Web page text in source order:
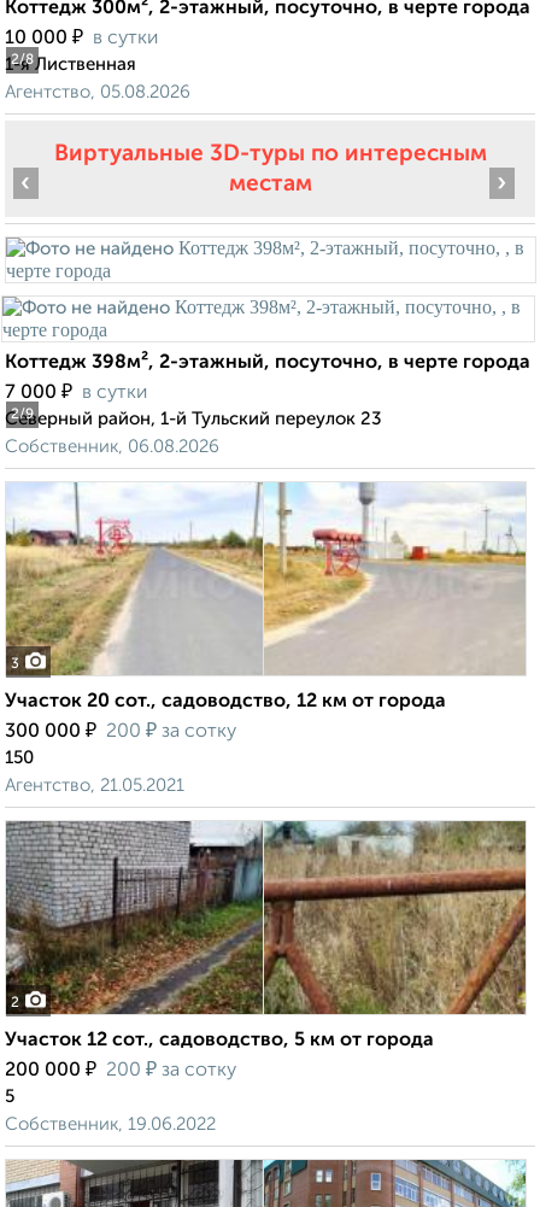
2/8
Коттедж 300м², 2-этажный, посуточно, в черте города
10 000 ₽ в сутки
1-я Лиственная
Агентство, 05.08.2026
Виртуальные 3D-туры по интересным
местам
2/9
‹ ›
Коттедж 398м², 2-этажный, посуточно, в черте города
7 000 ₽ в сутки
Северный район, 1-й Тульский переулок 23
Собственник, 06.08.2026
3
Участок 20 сот., садоводство, 12 км от города
300 000 ₽ 200 ₽ за сотку
150
Агентство, 21.05.2021
2
Участок 12 сот., садоводство, 5 км от города
200 000 ₽ 200 ₽ за сотку
5
Собственник, 19.06.2022